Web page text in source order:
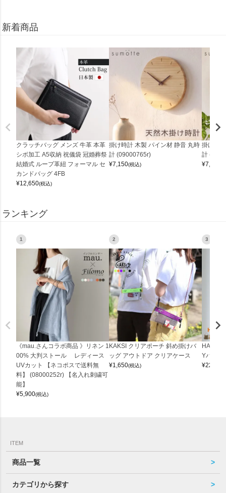
新着商品
クラッチバッグ メンズ 牛革 本革
シボ加工 A5収納 祝儀袋 冠婚葬祭
結婚式 ループ革紐 フォーマル セ
カンドバッグ 4FB
¥12,650(税込)
掛け時計 木製 パイン材 静音 丸時
計 (09000765r)
¥7,150(税込)
掛け時
計
¥7,150
ランキング
1
《mau.さんコラボ商品 》リネン 1
00% 大判ストール レディース
UVカット 【ネコポスで送料無
料】 (08000252r) 【名入れ刺繍可
能】
¥5,900(税込)
2
KAKSI クリアポーチ 斜め掛けバ
ッグ アウトドア クリアケース
¥1,650(税込)
3
Yバッグ
¥22,000
ITEM
商品一覧
カテゴリから探す